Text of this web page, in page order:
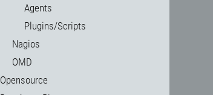
Agents
Plugins/Scripts
Nagios
OMD
Opensource